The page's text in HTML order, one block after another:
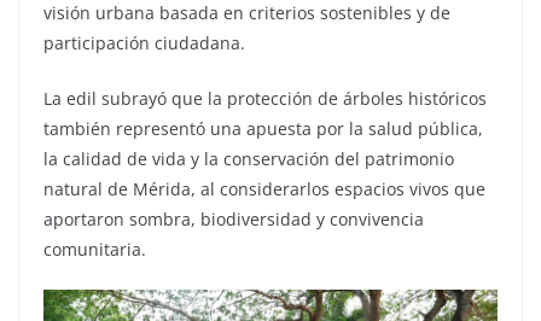
visión urbana basada en criterios sostenibles y de
participación ciudadana.
La edil subrayó que la protección de árboles históricos
también representó una apuesta por la salud pública,
la calidad de vida y la conservación del patrimonio
natural de Mérida, al considerarlos espacios vivos que
aportaron sombra, biodiversidad y convivencia
comunitaria.